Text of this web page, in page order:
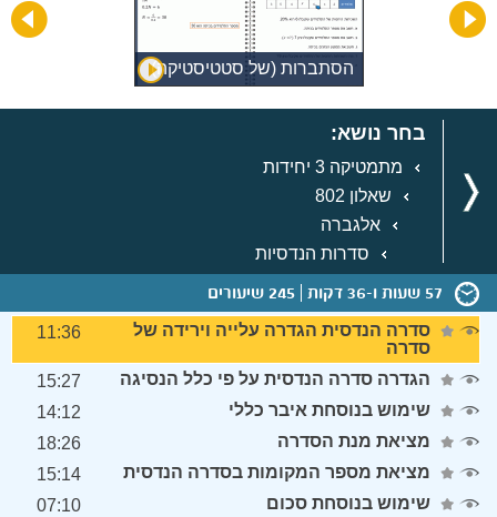
הסתברות (של סטטיסטיקה)
בחר נושא:
מתמטיקה 3 יחידות
שאלון 802
אלגברה
סדרות הנדסיות
57 שעות ו-36 דקות 245 שיעורים
סדרה הנדסית הגדרה עלייה וירידה של
סדרה
11:36
הגדרה סדרה הנדסית על פי כלל הנסיגה
15:27
שימוש בנוסחת איבר כללי
14:12
מציאת מנת הסדרה
18:26
מציאת מספר המקומות בסדרה הנדסית
15:14
שימוש בנוסחת סכום
07:10